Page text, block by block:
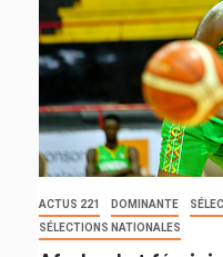
ACTUS 221 DOMINANTE
SÉLECTIONS NATIONALES